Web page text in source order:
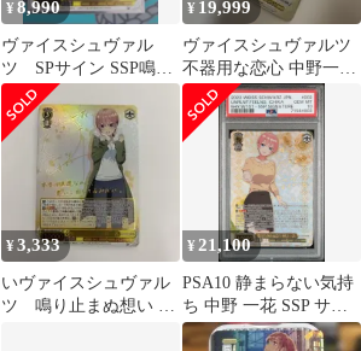
¥8,990
ヴァイスシュヴァル
ツ SPサイン SSP鳴り
止まぬ想い中野一花
¥ 19,999
ヴァイスシュヴァルツ
不器用な恋心 中野一花
SSP
¥3,333
いヴァイスシュヴァル
ツ 鳴り止まぬ想い 中
¥21,100
PSA10 静まらない気持
ち 中野 一花 SSP サイ
ン 花澤香菜 FOIL